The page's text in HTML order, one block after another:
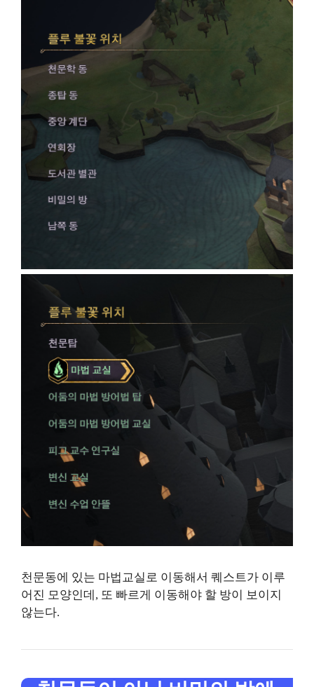
천문동에 있는 마법교실로 이동해서 퀘스트가 이루
어진 모양인데, 또 빠르게 이동해야 할 방이 보이지
않는다.